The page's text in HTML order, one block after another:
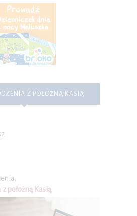
Z POŁOŻNĄ KASIĄ
z położną Kasią.